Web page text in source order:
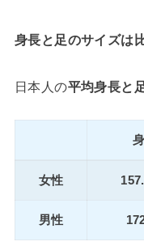
身長と足のサイズは
日本人の平均身長と
女性
男性